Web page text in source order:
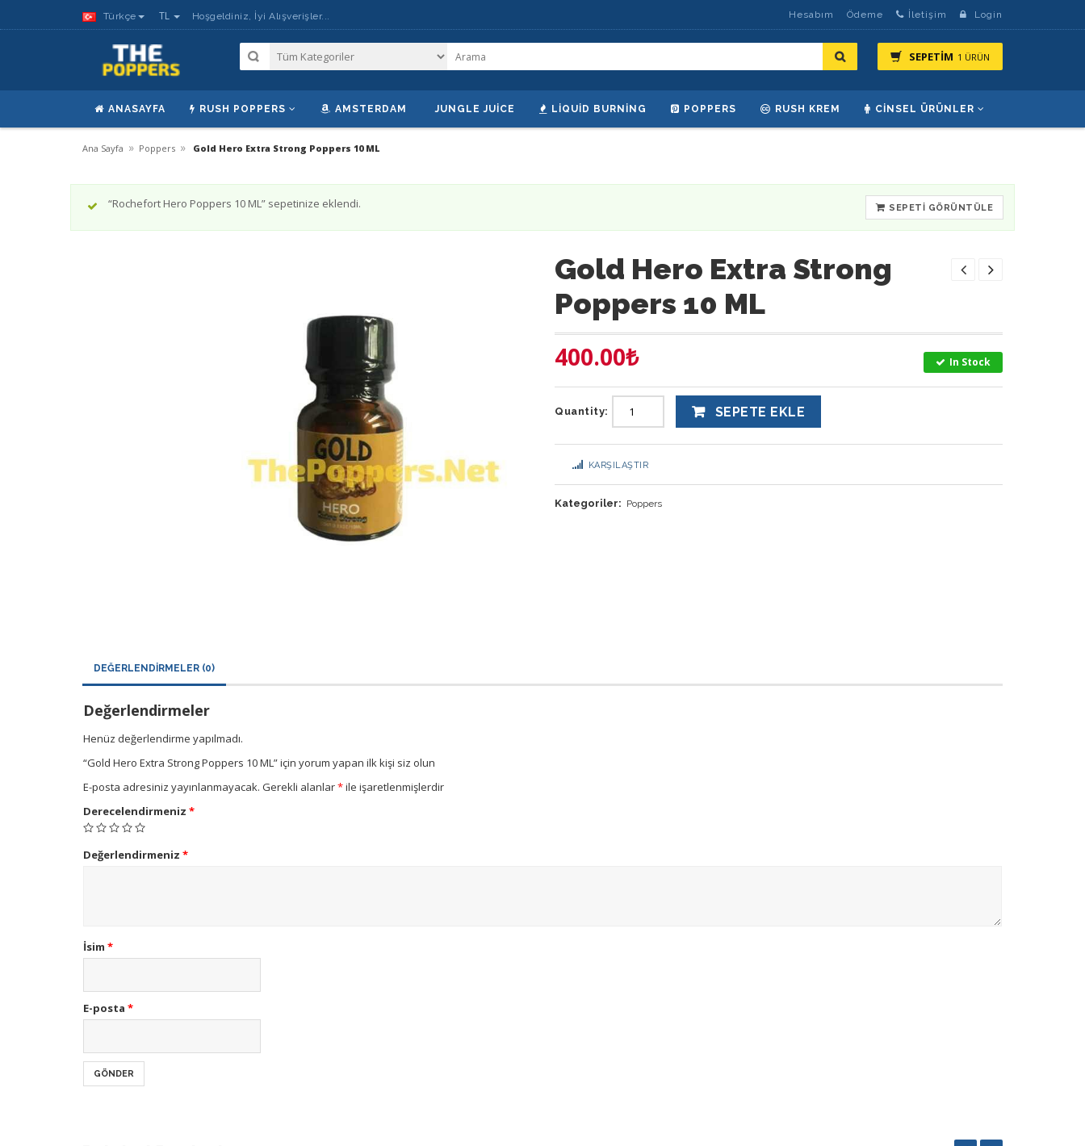
Türkçe TL Hoşgeldiniz, İyi Alışverişler... Hesabım Ödeme İletişim Login
SEPETİM 1 ÜRÜN
ANASAYFA RUSH POPPERS AMSTERDAM JUNGLE JUICE LIQUID BURNING POPPERS RUSH KREM CINSEL ÜRÜNLER
Ana Sayfa » Poppers » Gold Hero Extra Strong Poppers 10 ML
SEPETI GÖRÜNTÜLE
“Rochefort Hero Poppers 10 ML” sepetinize eklendi.
Gold Hero Extra Strong
Poppers 10 ML
400.00₺ In Stock
Quantity: SEPETE EKLE
KARŞILAŞTIR
Kategoriler: Poppers
DEĞERLENDIRMELER (0)
Değerlendirmeler
Henüz değerlendirme yapılmadı.
“Gold Hero Extra Strong Poppers 10 ML” için yorum yapan ilk kişi siz olun
E-posta adresiniz yayınlanmayacak. Gerekli alanlar*ile işaretlenmişlerdir
Derecelendirmeniz *
Değerlendirmeniz *
İsim *
E-posta *